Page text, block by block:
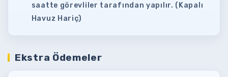
saatte görevliler tarafından yapılır. (Kapalı
Havuz Hariç)
Ekstra Ödemeler